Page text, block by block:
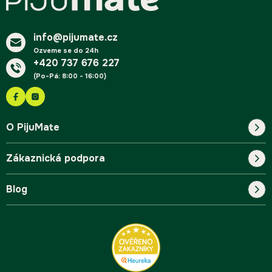
info@pijumate.cz
Ozveme se do 24h
+420 737 676 227
(Po-Pá: 8:00 - 16:00)
O PijuMate
Náš příběh
Zákaznická podpora
Kontakt
Blog